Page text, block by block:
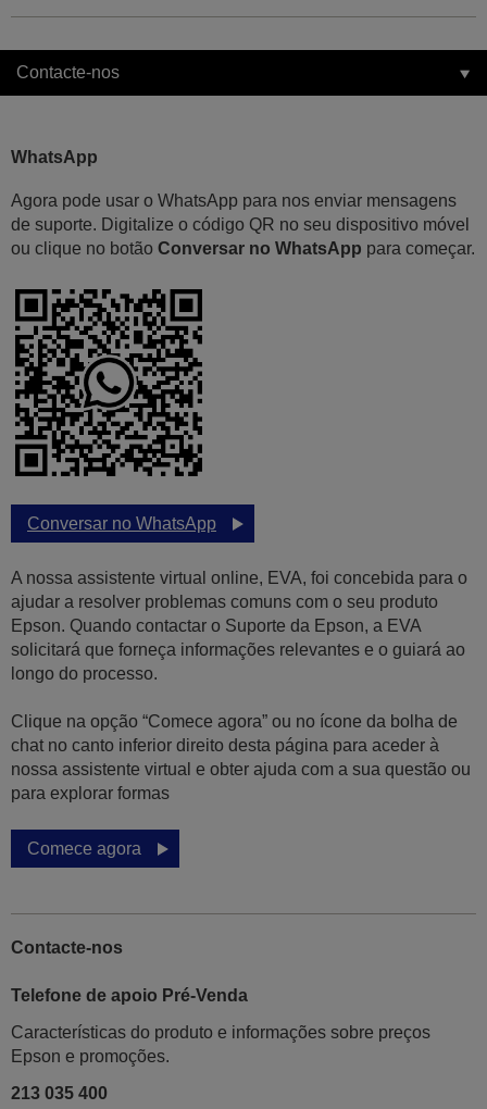
Contacte-nos
WhatsApp
Agora pode usar o WhatsApp para nos enviar mensagens
de suporte. Digitalize o código QR no seu dispositivo móvel
ou clique no botão Conversar no WhatsApp para começar.
Conversar no WhatsApp
A nossa assistente virtual online, EVA, foi concebida para o
ajudar a resolver problemas comuns com o seu produto
Epson. Quando contactar o Suporte da Epson, a EVA
solicitará que forneça informações relevantes e o guiará ao
longo do processo.
Clique na opção “Comece agora” ou no ícone da bolha de
chat no canto inferior direito desta página para aceder à
nossa assistente virtual e obter ajuda com a sua questão ou
para explorar formas
Comece agora
Contacte-nos
Telefone de apoio Pré-Venda
Características do produto e informações sobre preços
Epson e promoções.
213 035 400